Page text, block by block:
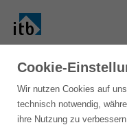
Cookie-
Wir nutzen Cookies auf
technisch notwendig,
ihre Nutzung zu